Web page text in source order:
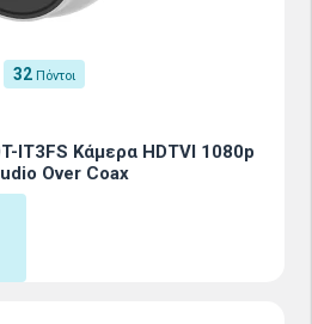
32 Πόντοι
IT3FS Κάμερα HDTVI 1080p
Over Coax